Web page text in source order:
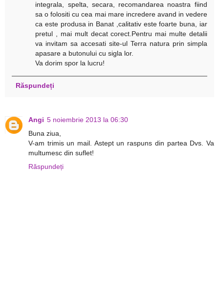
integrala, spelta, secara, recomandarea noastra fiind
sa o folositi cu cea mai mare incredere avand in vedere
ca este produsa in Banat ,calitativ este foarte buna, iar
pretul , mai mult decat corect.Pentru mai multe detalii
va invitam sa accesati site-ul Terra natura prin simpla
apasare a butonului cu sigla lor.
Va dorim spor la lucru!
Răspundeți
Angi 5 noiembrie 2013 la 06:30
Buna ziua,
V-am trimis un mail. Astept un raspuns din partea Dvs. Va
multumesc din suflet!
Răspundeți